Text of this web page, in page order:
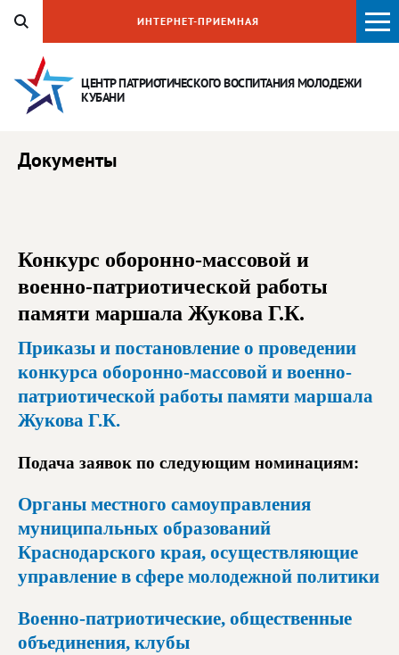
ЦЕНТР ПАТРИОТИЧЕСКОГО ВОСПИТАНИЯМОЛОДЕЖИ
КУБАНИ
ИНТЕРНЕТ-ПРИЕМНАЯ
Документы
Конкурс оборонно-массовой и
военно-патриотической работы
памяти маршала Жукова Г.К.
Приказы и постановление о проведении
конкурса оборонно-массовой и военно-
патриотической работы памяти маршала
Жукова Г.К.
Подача заявок по следующим номинациям:
Органы местного самоуправления
муниципальных образований
Краснодарского края, осуществляющие
управление в сфере молодежной политики
Военно-патриотические, общественные
объединения, клубы